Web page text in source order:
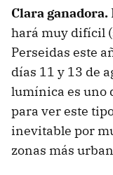
Clara ganadora.
hará muy difícil
Perseidas este
días 11 y 13 de
lumínica es uno
para ver este
inevitable por
zonas más